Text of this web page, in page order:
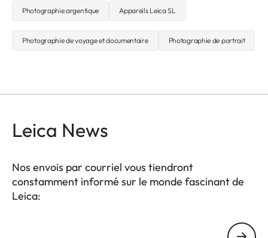
Photographie argentique Appareils Leica SL
Photographie de voyage et documentaire Photographie de portrait
Leica News
Nos envois par courriel vous tiendront
constamment informé sur le monde fascinant de
Leica: